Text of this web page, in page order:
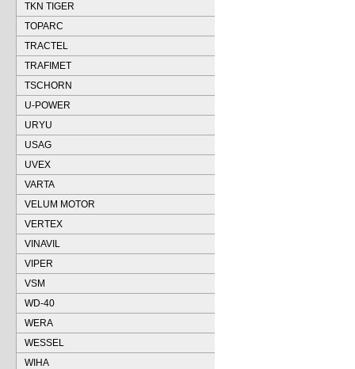
TKN TIGER
TOPARC
TRACTEL
TRAFIMET
TSCHORN
U-POWER
URYU
USAG
UVEX
VARTA
VELUM MOTOR
VERTEX
VINAVIL
VIPER
VSM
WD-40
WERA
WESSEL
WIHA